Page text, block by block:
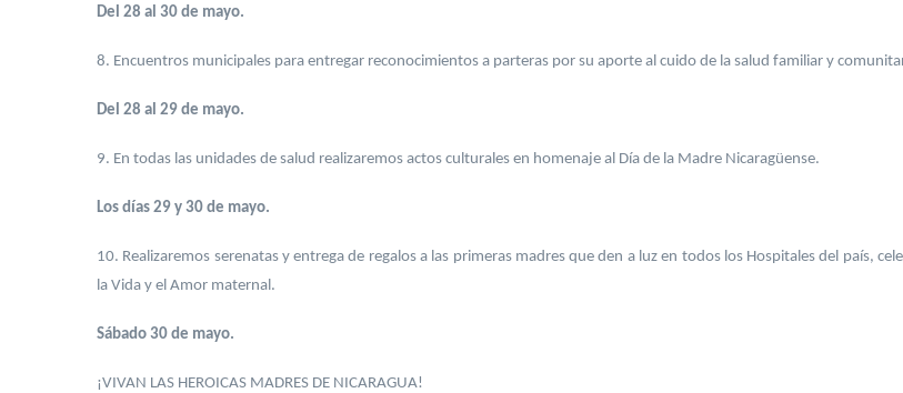
Del 28 al 30 de mayo.
8. Encuentros municipales para entregar reconocimientos a parteras por su aporte al cuido de la salud familiar y
Del 28 al 29 de mayo.
9. En todas las unidades de salud realizaremos actos culturales en homenaje al Día de la Madre Nicaragüense.
Los días 29 y 30 de mayo.
10. Realizaremos serenatas y entrega de regalos a las primeras madres que den a luz en todos los Hospitales del país,
la Vida y el Amor maternal.
Sábado 30 de mayo.
¡VIVAN LAS HEROICAS MADRES DE NICARAGUA!